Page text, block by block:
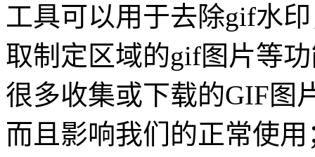
工具可以用于去除gif水
取制定区域的gif图片等
很多收集或下载的GIF图
而且影响我们的正常使